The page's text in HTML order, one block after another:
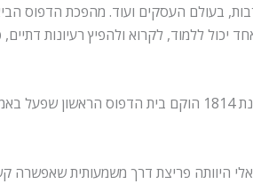
בעולם העסקים ועוד. מהפכת הדפוס
ללמוד, לקרוא ולהפיץ רעיונות דתיים,
– בתי הדפוס הראשונים שהוקמו במאה החמש עשרה היו בתי דפוס מכאניים, בשנת 1814
היוותה פריצת דרך משמעותית שאפשרה